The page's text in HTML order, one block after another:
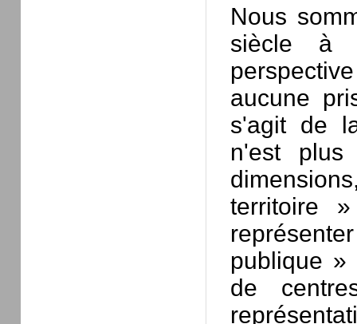
Nous
siècle à
aucune
s'agit de
n'est
territoire
publique »
de